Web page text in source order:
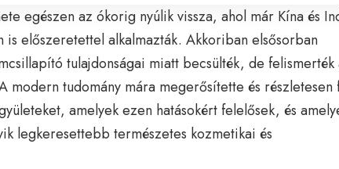
egészen az ókorig nyúlik vissza, ahol már Kína és
is előszeretettel alkalmazták. Akkoriban elsősorban
tulajdonságai miatt becsülték, de
modern tudomány mára megerősítette és részletesen
amelyek ezen hatásokért felelősek, és
legkeresettebb természetes kozmetikai és